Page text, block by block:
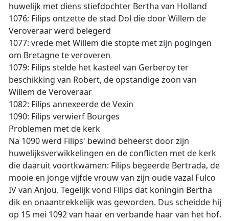
huwelijk met diens stiefdochter Bertha van Holland
1076: Filips ontzette de stad Dol die door Willem de
Veroveraar werd belegerd
1077: vrede met Willem die stopte met zijn pogingen
om Bretagne te veroveren
1079: Filips stelde het kasteel van Gerberoy ter
beschikking van Robert, de opstandige zoon van
Willem de Veroveraar
1082: Filips annexeerde de Vexin
1090: Filips verwierf Bourges
Problemen met de kerk
Na 1090 werd Filips' bewind beheerst door zijn
huwelijksverwikkelingen en de conflicten met de kerk
die daaruit voortkwamen: Filips begeerde Bertrada, de
mooie en jonge vijfde vrouw van zijn oude vazal Fulco
IV van Anjou. Tegelijk vond Filips dat koningin Bertha
dik en onaantrekkelijk was geworden. Dus scheidde hij
op 15 mei 1092 van haar en verbande haar van het hof.